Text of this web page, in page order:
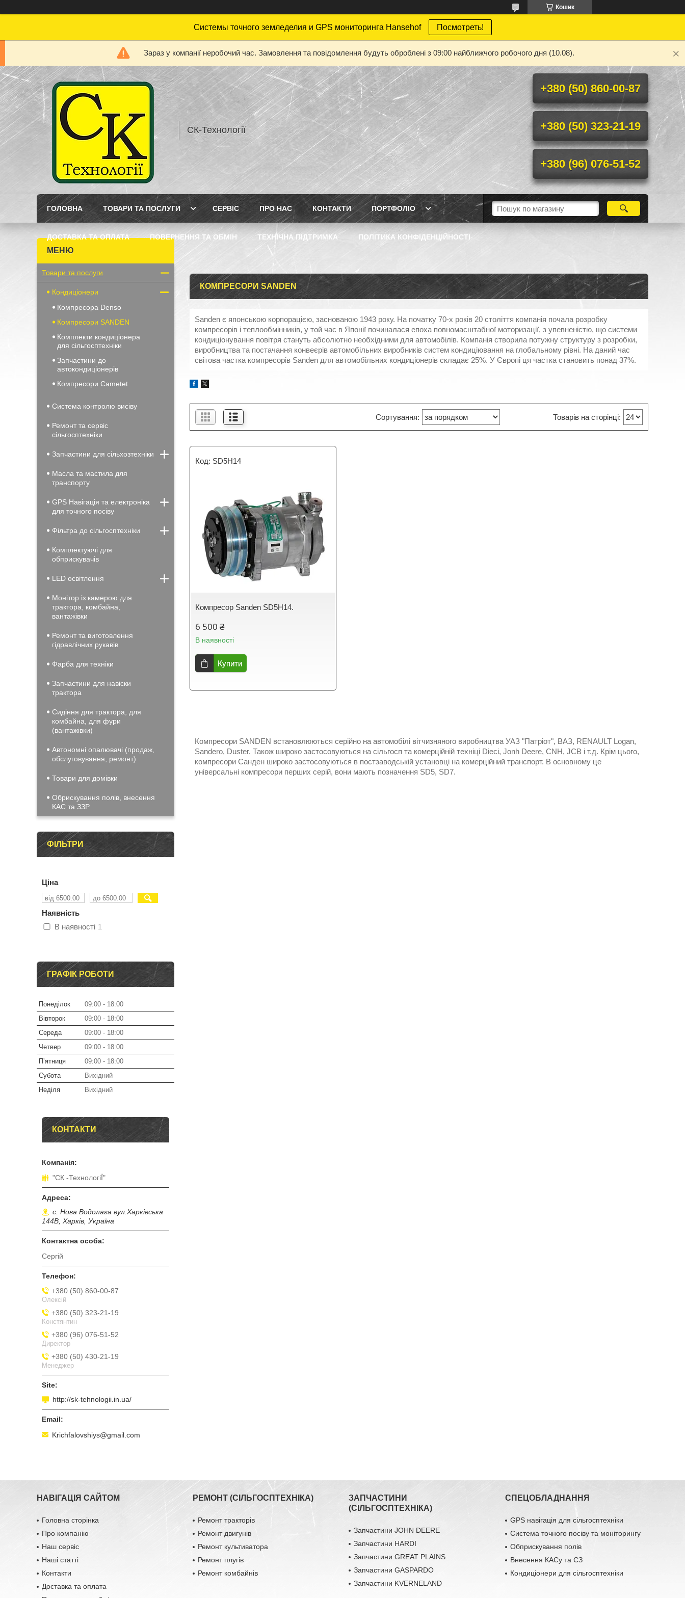
Кошик
Системы точного земледелия и GPS мониторинга Hansehof Посмотреть!
Зараз у компанії неробочий час. Замовлення та повідомлення будуть оброблені з 09:00 найближчого робочого дня (10.08).
СК-Технології
+380 (50) 860-00-87
+380 (50) 323-21-19
+380 (96) 076-51-52
ГОЛОВНА ТОВАРИ ТА ПОСЛУГИ СЕРВІС ПРО НАС КОНТАКТИ ПОРТФОЛІО
ДОСТАВКА ТА ОПЛАТА ПОВЕРНЕННЯ ТА ОБМІН ТЕХНІЧНА ПІДТРИМКА ПОЛІТИКА КОНФІДЕНЦІЙНОСТІ
КОМПРЕСОРИ SANDEN
Sanden є японською корпорацією, заснованою 1943 року. На початку 70-х років 20 століття компанія почала розробку
компресорів і теплообмінників, у той час в Японії починалася епоха повномасштабної моторизації, з упевненістю, що системи
кондиціонування повітря стануть абсолютно необхідними для автомобілів. Компанія створила потужну структуру з розробки,
виробництва та постачання конвеєрів автомобільних виробників систем кондиціювання на глобальному рівні. На даний час
світова частка компресорів Sanden для автомобільних кондиціонерів складає 25%. У Європі ця частка становить понад 37%.
SD5H14
Компресор Sanden SD5H14.
6 500 ₴
В наявності
Купити
Компресори SANDEN встановлюються серійно на автомобілі вітчизняного виробництва УАЗ "Патріот", ВАЗ, RENAULT Logan,
Sandero, Duster. Також широко застосовуються на сільгосп та комерційній техніці Dieci, Jonh Deere, CNH, JCB і т.д. Крім цього,
компресори Санден широко застосовуються в постзаводській установці на комерційний транспорт. В основному це
універсальні компресори перших серій, вони мають позначення SD5, SD7.
Товари та послуги
Кондиціонери
Компресора Denso
Компресори SANDEN
Комплекти кондиціонера
для сільгосптехніки
Запчастини до
автокондиціонерів
Компресори Cametet
Система контролю висіву
Ремонт та сервіс
сільгосптехніки
Запчастини для сільхозтехніки
Масла та мастила для
транспорту
GPS Навігація та електроніка
для точного посіву
Фільтра до сільгосптехніки
Комплектуючі для
обприскувачів
LED освітлення
Монітор із камерою для
трактора, комбайна,
вантажівки
Ремонт та виготовлення
гідравлічних рукавів
Фарба для техніки
Запчастини для навіски
трактора
Сидіння для трактора, для
комбайна, для фури
(вантажівки)
Автономні опалювачі (продаж,
обслуговування, ремонт)
Товари для домівки
Обрискування полів, внесення
КАС та ЗЗР
ФІЛЬТРИ
Ціна
Наявність
В наявності 1
ГРАФІК РОБОТИ
Понеділок 09:00
18:00
Вівторок
09:00
18:00
Середа
09:00
18:00
Четвер
09:00
18:00
Пʼятниця
09:00
18:00
Субота
Вихідний
Неділя
Вихідний
КОНТАКТИ
"СК -ТехнологіЇ"
с. Нова Водолага вул.Харківська
144В, Харків, Україна
Сергій
+380 (50) 860-00-87
Олексій
+380 (50) 323-21-19
Констянтин
+380 (96) 076-51-52
Директор
+380 (50) 430-21-19
Менеджер
http://sk-tehnologii.in.ua/
Krichfalovshiys@gmail.com
НАВІГАЦІЯ САЙТОМ
Головна сторінка
Про компанію
Наш сервіс
Наші статті
Контакти
Доставка та оплата
РЕМОНТ (СІЛЬГОСПТЕХНІКА)
Ремонт тракторів
Ремонт двигунів
Ремонт культиватора
Ремонт плугів
Ремонт комбайнів
ЗАПЧАСТИНИ
(СІЛЬГОСПТЕХНІКА)
Запчастини JOHN DEERE
Запчастини HARDI
Запчастини GREAT PLAINS
Запчастини GASPARDO
Запчастини KVERNELAND
СПЕЦОБЛАДНАННЯ
GPS навігація для сільгосптехніки
Система точного посіву та моніторингу
Обприскування полів
Внесення КАСу та СЗ
Кондиціонери для сільгосптехніки